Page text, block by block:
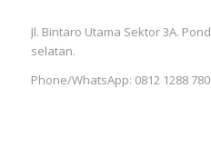
Jl. Bintaro Utama Sektor 3A.
selatan.
Phone/WhatsApp: 0812 1288